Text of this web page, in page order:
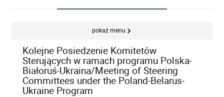
pokaż menu
Kolejne Posiedzenie Komitetów
Sterujących w ramach programu Polska-
Białoruś-Ukraina/Meeting of Steering
Committees under the Poland-Belarus-
Ukraine Program